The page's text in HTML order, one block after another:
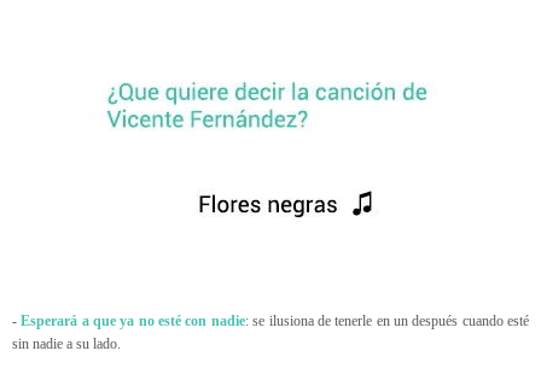
-Esperará a que ya no esté con nadie: se ilusiona de tenerle en un después cuando esté
sin nadie a su lado.